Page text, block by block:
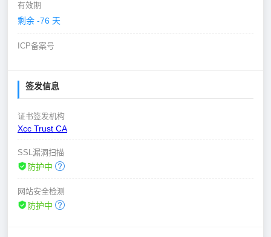
有效期
剩余 -76 天
ICP备案号
签发信息
证书签发机构
Xcc Trust CA
SSL漏洞扫描
防护中
网站安全检测
防护中